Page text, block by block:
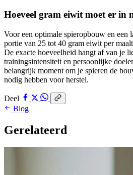
Hoeveel gram eiwit moet er in
Voor een optimale spieropbouw en een
portie van 25 tot 40 gram eiwit per
De exacte hoeveelheid hangt af van je
trainingsintensiteit en persoonlijke
belangrijk moment om je spieren de
nodig hebben voor herstel.
Deel
Blog
Gerelateerd